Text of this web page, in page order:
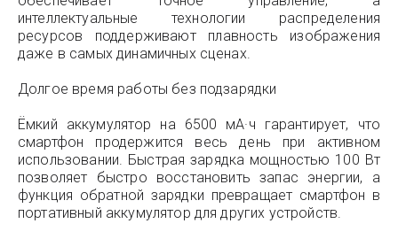
интеллектуальные технологии распределения
ресурсов поддерживают плавность изображения
даже в самых динамичных сценах.
Долгое время работы без подзарядки
Ёмкий аккумулятор на 6500 мА·ч гарантирует, что
смартфон продержится весь день при активном
использовании. Быстрая зарядка мощностью 100 Вт
позволяет быстро восстановить запас энергии, а
функция обратной зарядки превращает смартфон в
портативный аккумулятор для других устройств.